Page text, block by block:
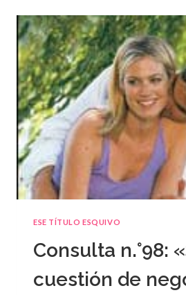
ESE TÍTULO ESQUIVO
Consulta n.°98:
cuestión de